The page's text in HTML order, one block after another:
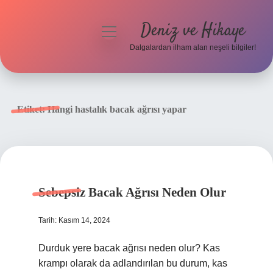
menüyü
Deniz ve Hikaye
Dalgalardan ilham alan neşeli bilgiler!
Etiket:Hangi hastalık bacak ağrısı yapar
Sebepsiz Bacak Ağrısı Neden Olur
Tarih: Kasım 14, 2024
Durduk yere bacak ağrısı neden olur? Kas
krampı olarak da adlandırılan bu durum, kas